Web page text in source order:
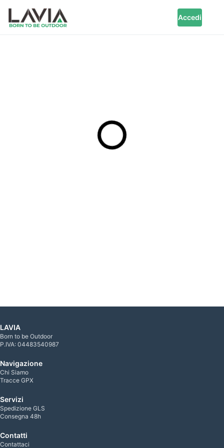
Accedi
LAVIA
Born to be Outdoor
P.IVA: 04483540987
Navigazione
Chi Siamo
Tracce GPX
Servizi
Spedizione GLS
Consegna 48h
Contatti
Contattaci